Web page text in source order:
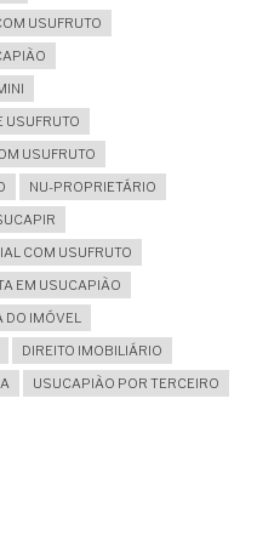
USUFRUTO
USUFRUTO
USUFRUTO
NU-PROPRIETÁRIO
COM USUFRUTO
EM USUCAPIÃO
DO IMÓVEL
DIREITO IMOBILIÁRIO
USUCAPIÃO POR TERCEIRO